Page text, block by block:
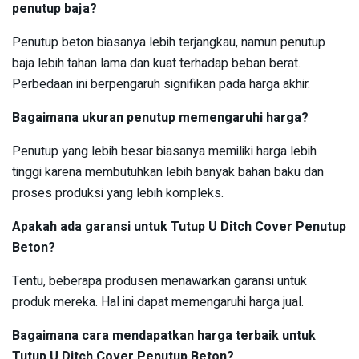
penutup baja?
Penutup beton biasanya lebih terjangkau, namun penutup
baja lebih tahan lama dan kuat terhadap beban berat.
Perbedaan ini berpengaruh signifikan pada harga akhir.
Bagaimana ukuran penutup memengaruhi harga?
Penutup yang lebih besar biasanya memiliki harga lebih
tinggi karena membutuhkan lebih banyak bahan baku dan
proses produksi yang lebih kompleks.
Apakah ada garansi untuk Tutup U Ditch Cover Penutup
Beton?
Tentu, beberapa produsen menawarkan garansi untuk
produk mereka. Hal ini dapat memengaruhi harga jual.
Bagaimana cara mendapatkan harga terbaik untuk